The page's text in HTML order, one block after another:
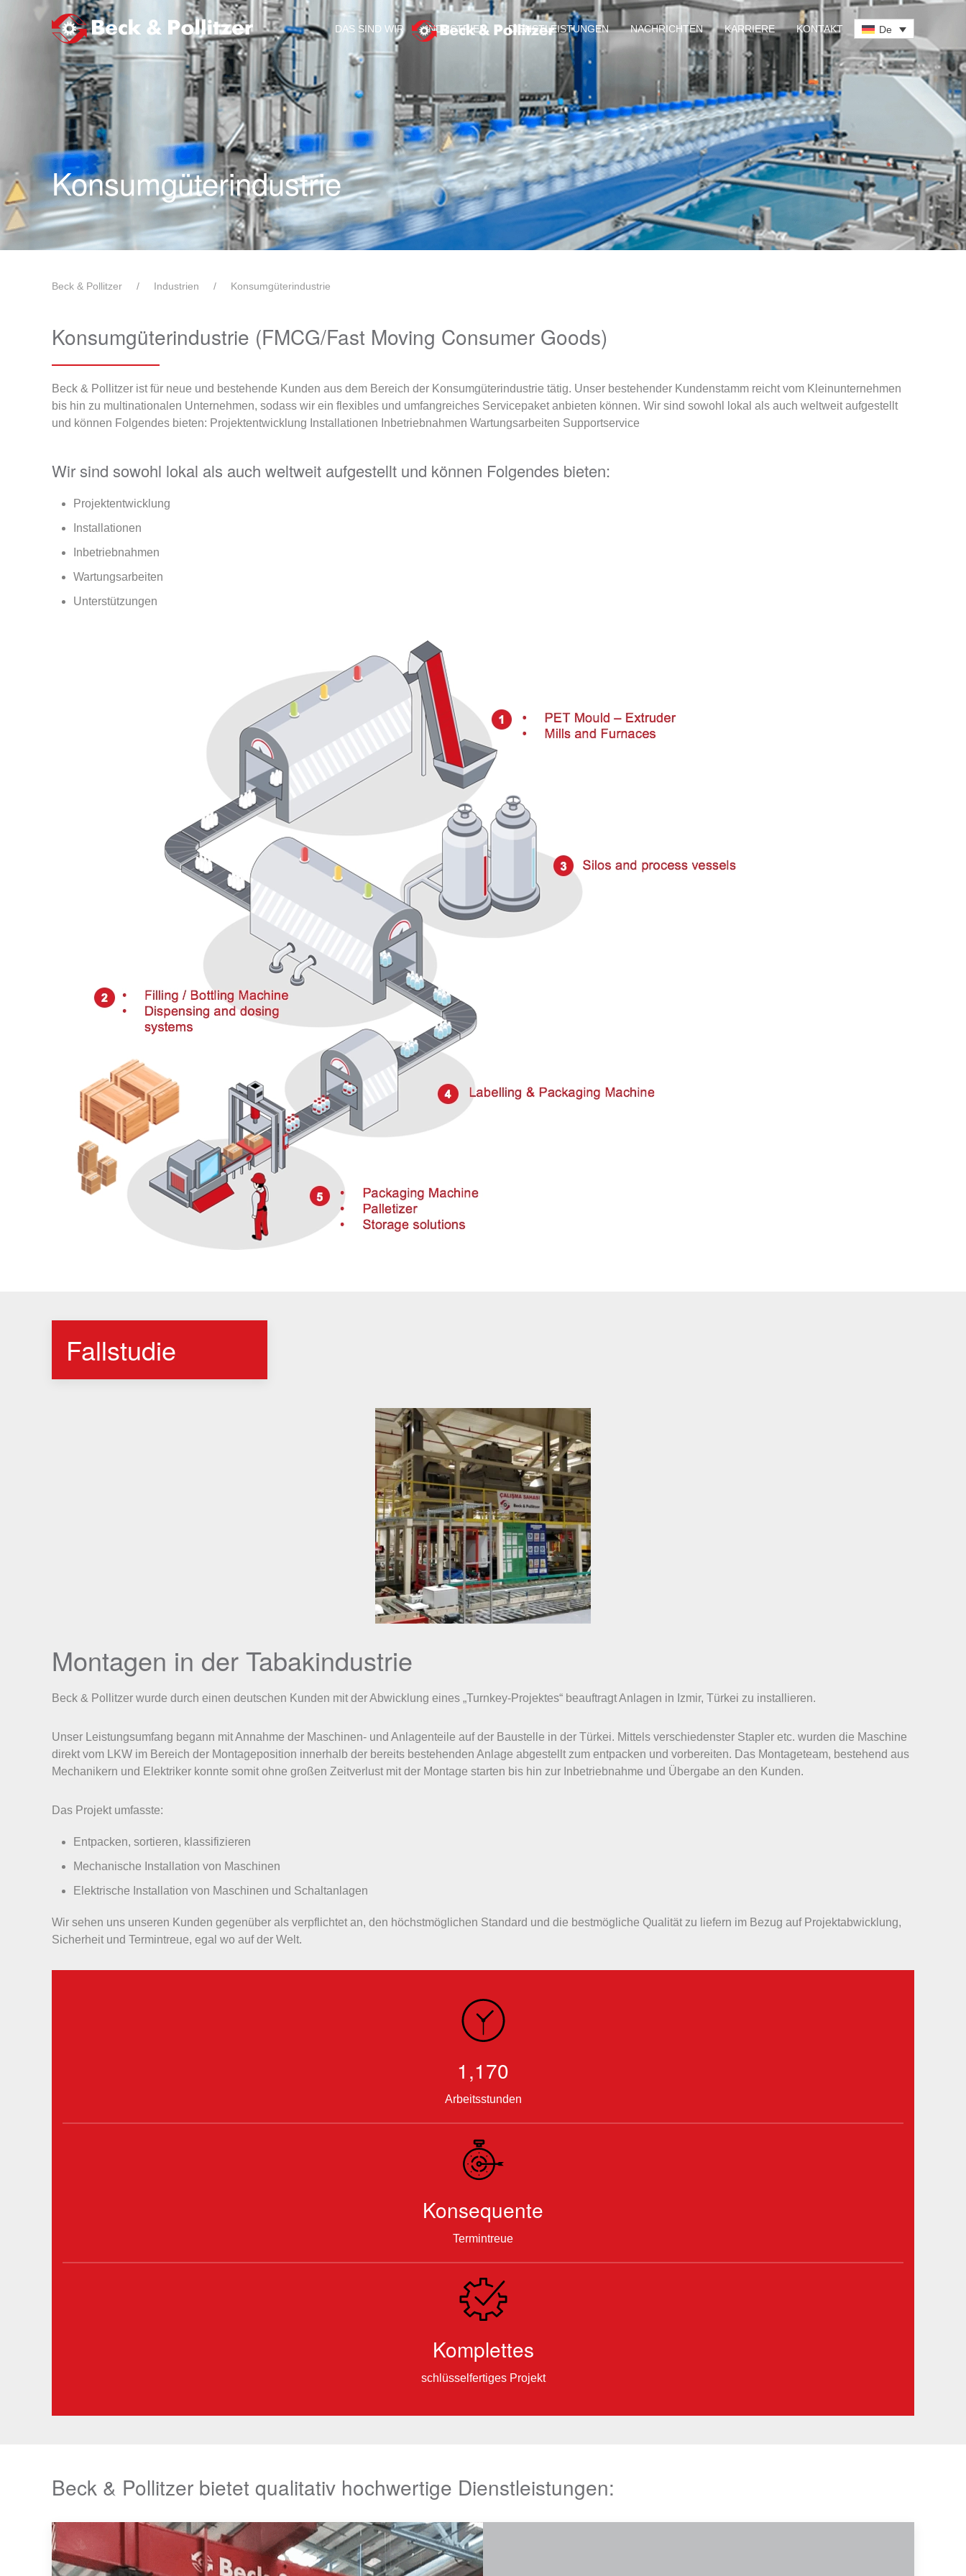
Zum Hauptinhalt springen
DAS SIND WIR INDUSTRIEN DIENSTLEISTUNGEN NACHRICHTEN KARRIERE KONTAKT De
Konsumgüterindustrie
Beck & Pollitzer Industrien Konsumgüterindustrie
Konsumgüterindustrie (FMCG/Fast Moving Consumer Goods)
Beck & Pollitzer ist für neue und bestehende Kunden aus dem Bereich der Konsumgüterindustrie tätig. Unser bestehender Kundenstamm reicht vom Kleinunternehmen
bis hin zu multinationalen Unternehmen, sodass wir ein flexibles und umfangreiches Servicepaket anbieten können. Wir sind sowohl lokal als auch weltweit aufgestellt
und können Folgendes bieten: Projektentwicklung Installationen Inbetriebnahmen Wartungsarbeiten Supportservice
Wir sind sowohl lokal als auch weltweit aufgestellt und können Folgendes bieten:
Projektentwicklung
Installationen
Inbetriebnahmen
Wartungsarbeiten
Unterstützungen
Fallstudie
Montagen in der Tabakindustrie
Beck & Pollitzer wurde durch einen deutschen Kunden mit der Abwicklung eines „Turnkey-Projektes“ beauftragt Anlagen in Izmir, Türkei zu installieren.
Unser Leistungsumfang begann mit Annahme der Maschinen- und Anlagenteile auf der Baustelle in der Türkei. Mittels verschiedenster Stapler etc. wurden die Maschine
direkt vom LKW im Bereich der Montageposition innerhalb der bereits bestehenden Anlage abgestellt zum entpacken und vorbereiten. Das Montageteam, bestehend aus
Mechanikern und Elektriker konnte somit ohne großen Zeitverlust mit der Montage starten bis hin zur Inbetriebnahme und Übergabe an den Kunden.
Das Projekt umfasste:
Entpacken, sortieren, klassifizieren
Mechanische Installation von Maschinen
Elektrische Installation von Maschinen und Schaltanlagen
Wir sehen uns unseren Kunden gegenüber als verpflichtet an, den höchstmöglichen Standard und die bestmögliche Qualität zu liefern im Bezug auf Projektabwicklung,
Sicherheit und Termintreue, egal wo auf der Welt.
1,170
Arbeitsstunden
Konsequente
Termintreue
Komplettes
schlüsselfertiges Projekt
Beck & Pollitzer bietet qualitativ hochwertige Dienstleistungen: